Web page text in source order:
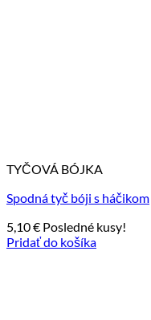
TYČOVÁ BÓJKA
Spodná tyč bóji s háčikom
5,10€ Posledné kusy!
Pridať do košíka